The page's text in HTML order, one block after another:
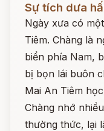
Sự tích dưa
Ngày xưa có
Tiêm. Chàng là
biển phía Nam,
bị bọn lái buôn
Mai An Tiêm
Chàng nhớ
thường thức, lại